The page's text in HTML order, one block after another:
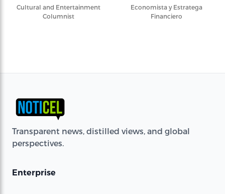
Cultural and Entertainment
Columnist
Economista y Estratega
Financiero
Transparent news, distilled views, and global
perspectives.
Enterprise